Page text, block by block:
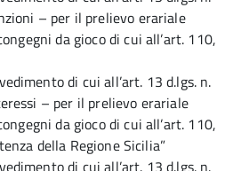
– per il prelievo erariale
da gioco di cui all’art. 110,
di cui all’art. 13 d.lgs. n.
– per il prelievo erariale
da gioco di cui all’art. 110,
della Regione Sicilia”
di cui all’art. 13 d.lgs. n.